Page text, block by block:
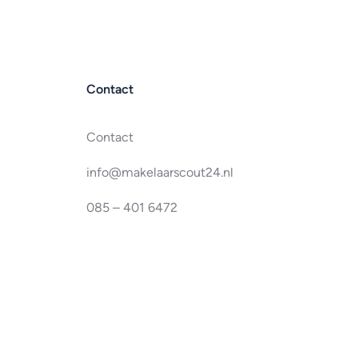
Contact
Contact
info@makelaarscout24.nl
085 – 401 6472